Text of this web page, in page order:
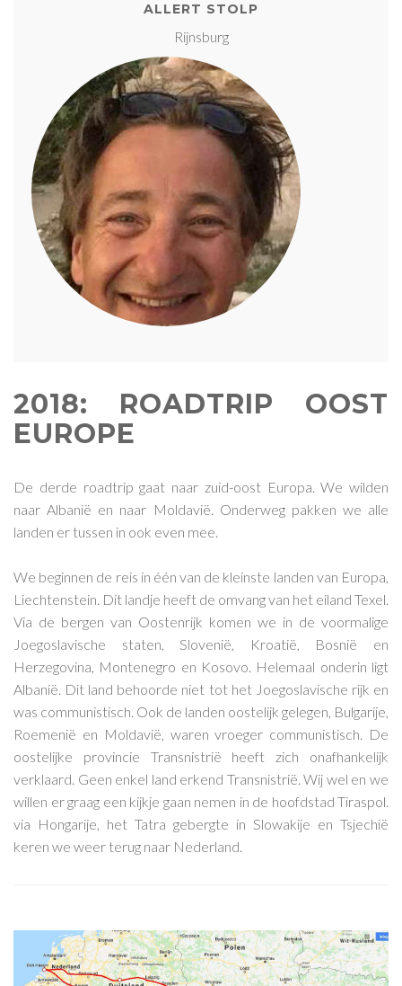
ALLERT STOLP
Rijnsburg
2018: ROADTRIP OOST
EUROPE
De derde roadtrip gaat naar zuid-oost Europa. We wilden
naar Albanië en naar Moldavië. Onderweg pakken we alle
landen er tussen in ook even mee.
We beginnen de reis in één van de kleinste landen van Europa,
Liechtenstein. Dit landje heeft de omvang van het eiland Texel.
Via de bergen van Oostenrijk komen we in de voormalige
Joegoslavische staten, Slovenië, Kroatië, Bosnië en
Herzegovina, Montenegro en Kosovo. Helemaal onderin ligt
Albanië. Dit land behoorde niet tot het Joegoslavische rijk en
was communistisch. Ook de landen oostelijk gelegen, Bulgarije,
Roemenië en Moldavië, waren vroeger communistisch. De
oostelijke provincie Transnistrië heeft zich onafhankelijk
verklaard. Geen enkel land erkend Transnistrië. Wij wel en we
willen er graag een kijkje gaan nemen in de hoofdstad Tiraspol.
via Hongarije, het Tatra gebergte in Slowakije en Tsjechië
keren we weer terug naar Nederland.